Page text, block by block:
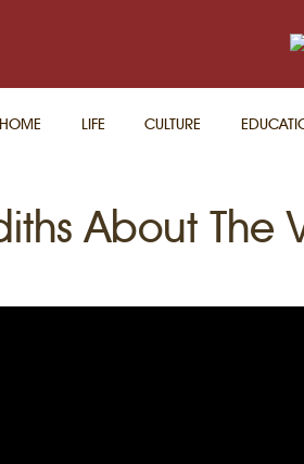
HOME LIFE CULTURE
About The